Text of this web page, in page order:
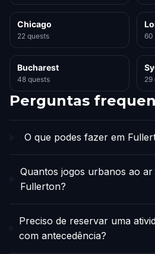
Chicago
22 quests 60
Bucharest
48 quests 29
Perguntas
O que podes fazer em
Quantos jogos urbanos ao
Fullerton?
Preciso de reservar uma
com antecedência?